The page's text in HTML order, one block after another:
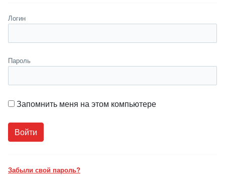
Логин
Пароль
Запомнить меня на этом компьютере
Забыли свой пароль?